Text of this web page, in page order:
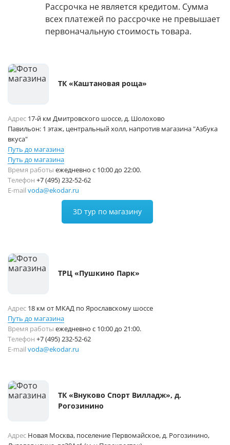
Рассрочка не является кредитом. Сумма
всех платежей по рассрочке не превышает
первоначальную стоимость товара.
ТК «Каштановая роща»
Адрес 17-й км Дмитровского шоссе, д. Шолохово
Павильон: 1 этаж, центральный холл, напротив магазина "Азбука
вкуса"
Путь до магазина
Путь до магазина
Время работы ежедневно с 10:00 до 22:00.
Телефон +7 (495) 232-52-62
E-mail voda@ekodar.ru
3D тур по магазину
ТРЦ «Пушкино Парк»
Адрес 18 км от МКАД по Ярославскому шоссе
Путь до магазина
Время работы ежедневно с 10:00 до 21:00.
Телефон +7 (495) 232-52-62
E-mail voda@ekodar.ru
ТК «Внуково Спорт Вилладж», д.
Рогозинино
Адрес Новая Москва, поселение Первомайское, д. Рогозинино,